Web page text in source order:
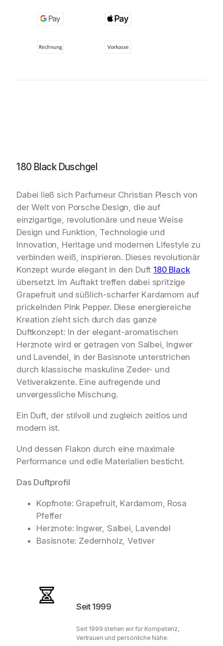
180 Black Duschgel
Dabei ließ sich Parfumeur Christian Plesch von
der Welt von Porsche Design, die auf
einzigartige, revolutionäre und neue Weise
Design und Funktion, Technologie und
Innovation, Heritage und modernen Lifestyle zu
verbinden weiß, inspirieren. Dieses revolutionär
Konzept wurde elegant in den Duft 180 Black
übersetzt. Im Auftakt treffen dabei spritzige
Grapefruit und süßlich-scharfer Kardamom auf
prickelnden Pink Pepper. Diese energiereiche
Kreation zieht sich durch das ganze
Duftkonzept: In der elegant-aromatischen
Herznote wird er getragen von Salbei, Ingwer
und Lavendel, in der Basisnote unterstrichen
durch klassische maskuline Zeder- und
Vetiverakzente. Eine aufregende und
unvergessliche Mischung.
Ein Duft, der stilvoll und zugleich zeitlos und
modern ist.
Und dessen Flakon durch eine maximale
Performance und edle Materialien besticht.
Das Duftprofil
Kopfnote: Grapefruit, Kardamom, Rosa
Pfeffer
Herznote: Ingwer, Salbei, Lavendel
Basisnote: Zedernholz, Vetiver
Seit 1999
Seit 1999 stehen wir für Kompetenz,
Vertrauen und persönliche Nähe.